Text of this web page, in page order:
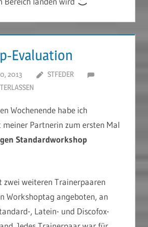
Evaluation
2013
STFEDER
Wochenende habe ich
Partnerin zum ersten Mal
Standardworkshop
zwei weiteren Trainerpaaren
Workshoptag angeboten, an
, Latein- und Discofox-